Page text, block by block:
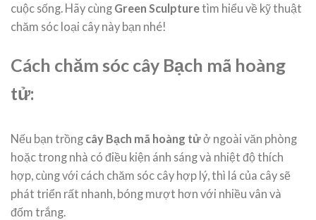
cuộc sống. Hãy cùng Green Sculpturetìm hiểu về kỹ thuật
chăm sóc loại cây này bạn nhé!
Cách chăm sóc cây Bạch mã hoàng
tử:
Nếu bạn trồng cây Bạch mã hoàng tửở ngoài văn phòng
hoặc trong nhà có điều kiện ánh sáng và nhiệt độ thích
hợp, cùng với cách chăm sóc cây hợp lý, thì lá của cây sẽ
phát triển rất nhanh, bóng mượt hơn với nhiều vân và
đốm trắng.